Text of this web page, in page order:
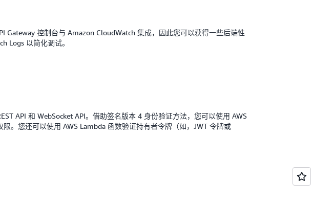
Gateway 控制台与 Amazon CloudWatch 集成，因此您可以获得一些后端性
Logs 以简化调试。
API 和 WebSocket API。借助签名版本 4 身份验证方法，您可以使用 AWS
。您还可以使用 AWS Lambda 函数验证持有者令牌（如，JWT 令牌或